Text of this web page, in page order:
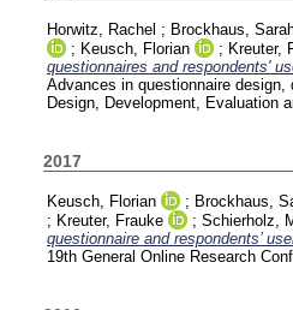
Horwitz, Rachel ; Brockhaus,
; Keusch, Florian ; Kreuter,
questionnaires and respondents'
Advances in questionnaire
Design, Development, Evaluation
2017
Keusch, Florian ; Brockhaus,
; Kreuter, Frauke ; Schierholz,
questionnaire and respondents’
19th General Online Research